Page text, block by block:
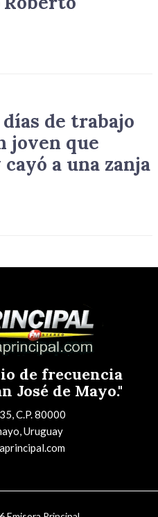
días de trabajo
joven que
a una zanja
de frecuencia
José de Mayo."
C.P. 80000
Uruguay